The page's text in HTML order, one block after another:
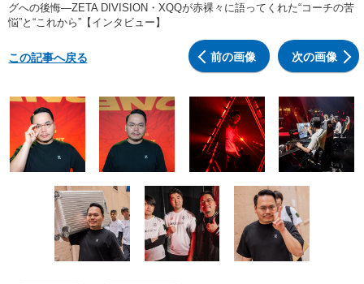
グへの後悔―ZETA DIVISION・XQQが赤裸々に語ってくれた“コーチの苦
悩”と“これから”【インタビュー】
前の画像 次の画像
この記事へ戻る